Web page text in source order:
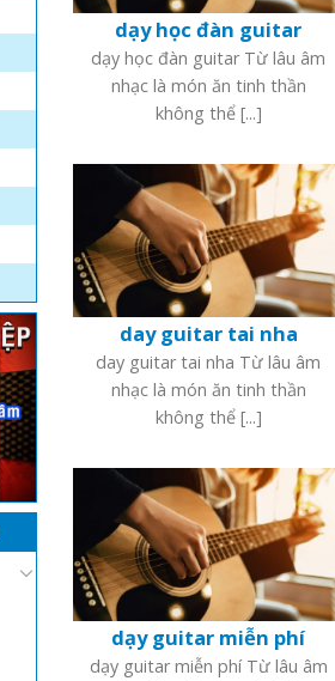
dạy học đàn guitar
dạy học đàn guitar Từ lâu âm
nhạc là món ăn tinh thần
không thể [...]
day guitar tai nha
day guitar tai nha Từ lâu âm
nhạc là món ăn tinh thần
không thể [...]
dạy guitar miễn phí
dạy guitar miễn phí Từ lâu âm